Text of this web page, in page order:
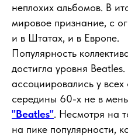
неплохих альбомов. В
мировое признание, с
и в Штатах, и в Европе.
Популярность
достигла уровня
ассоциировались у
середины 60-х не в
"Beatles". Несмотря на
на пике популярности,